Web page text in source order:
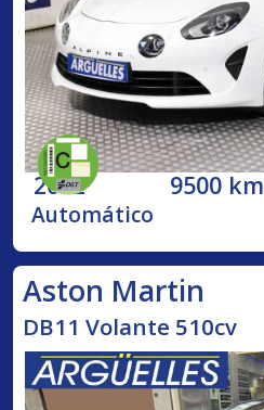
2022 9500 km
Automático
Aston Martin
DB11 Volante 510cv